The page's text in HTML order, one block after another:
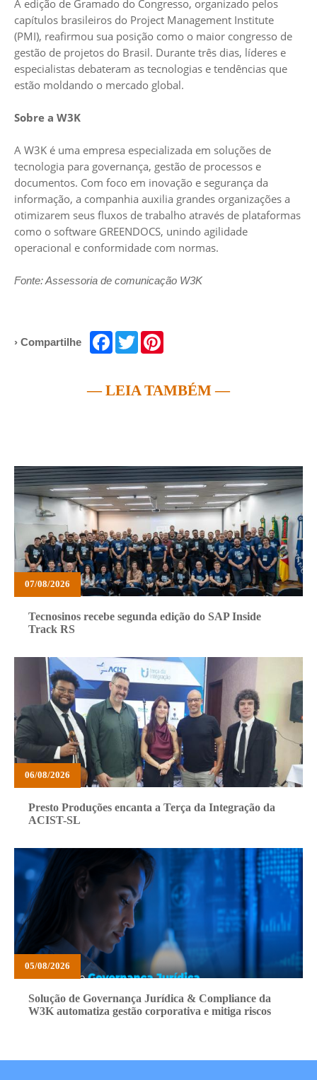
A edição de Gramado do Congresso, organizado pelos
capítulos brasileiros do Project Management Institute
(PMI), reafirmou sua posição como o maior congresso de
gestão de projetos do Brasil. Durante três dias, líderes e
especialistas debateram as tecnologias e tendências que
estão moldando o mercado global.
Sobre a W3K
A W3K é uma empresa especializada em soluções de
tecnologia para governança, gestão de processos e
documentos. Com foco em inovação e segurança da
informação, a companhia auxilia grandes organizações a
otimizarem seus fluxos de trabalho através de plataformas
como o software GREENDOCS, unindo agilidade
operacional e conformidade com normas.
Fonte: Assessoria de comunicação W3K
› Compartilhe Facebook
Twitter
— LEIA TAMBÉM —
07/08/2026
Tecnosinos recebe segunda edição do SAP Inside
Track RS
06/08/2026
Presto Produções encanta a Terça da Integração da
ACIST-SL
05/08/2026
Solução de Governança Jurídica & Compliance da
W3K automatiza gestão corporativa e mitiga riscos